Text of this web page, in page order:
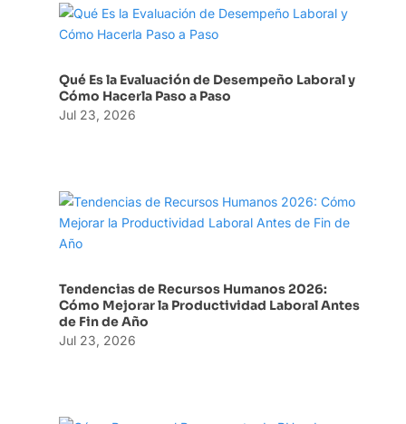
Qué Es la Evaluación de Desempeño Laboral y
Cómo Hacerla Paso a Paso
Jul 23, 2026
Tendencias de Recursos Humanos 2026:
Cómo Mejorar la Productividad Laboral Antes
de Fin de Año
Jul 23, 2026